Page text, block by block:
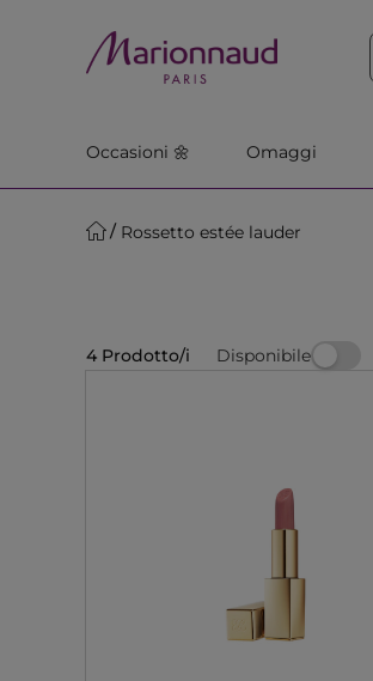
Occasioni 🌼 Omaggi
Rossetto estée lauder
4 Prodotto/i Disponibile